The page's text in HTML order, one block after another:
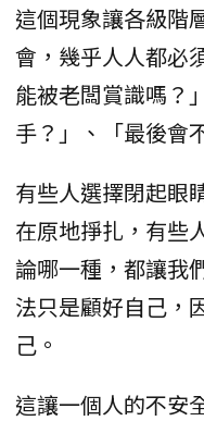
這個現象讓各級階
會，幾乎人人都必
能被老闆賞識嗎？
手？」、「最後會
有些人選擇閉起眼
在原地掙扎，有些
論哪一種，都讓我
法只是顧好自己，
己。
這讓一個人的不安